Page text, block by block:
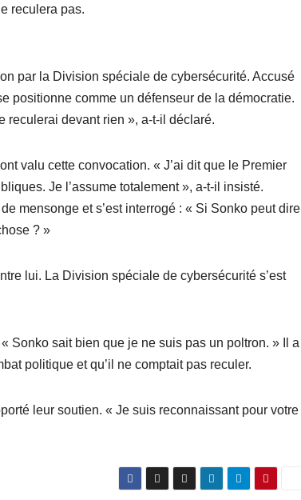
reculera pas.
par la Division spéciale de cybersécurité. Accusé
positionne comme un défenseur de la démocratie.
reculerai devant rien », a-t-il déclaré.
valu cette convocation. « J’ai dit que le Premier
Je l’assume totalement », a-t-il insisté.
mensonge et s’est interrogé : « Si Sonko peut dire
? »
lui. La Division spéciale de cybersécurité s’est
Sonko sait bien que je ne suis pas un poltron. » Il a
politique et qu’il ne comptait pas reculer.
leur soutien. « Je suis reconnaissant pour votre